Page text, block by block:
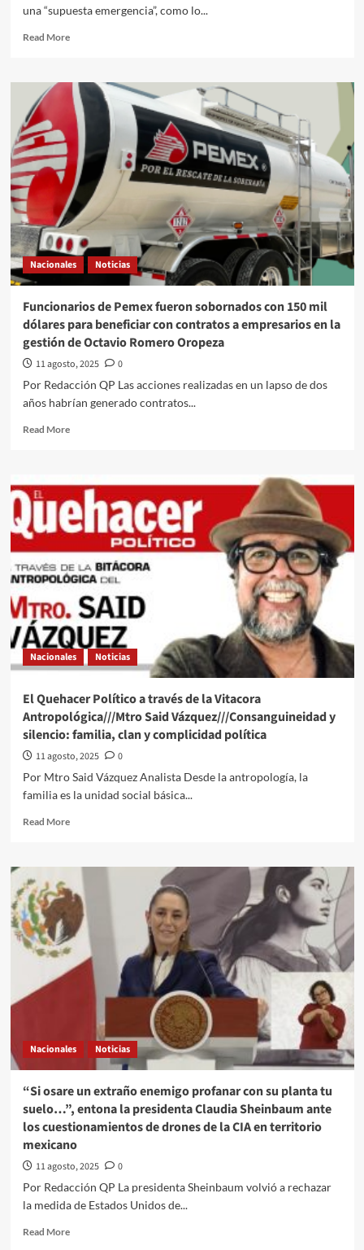
una “supuesta emergencia”, como lo...
Read MoreRead
El
Quehacer
Político
través///Jose
Alberto
Prado
Angeles///Trump
el
Sheriff
impositor
Nacionales Noticias
Funcionarios de Pemex fueron sobornados con 150 mil
dólares para beneficiar con contratos a empresarios en la
gestión de Octavio Romero Oropeza
11 agosto, 2025
0
Por Redacción QP Las acciones realizadas en un lapso de dos
años habrían generado contratos...
Read MoreRead
de
Pemex
fueron
sobornados
con
150
mil
dólares
para
beneficiar
con
contratos
a
en
la
gestión
de
Romero
Oropeza
Nacionales Noticias
El Quehacer Político a través de la Vitacora
Antropológica///Mtro Said Vázquez///Consanguineidad y
silencio: familia, clan y complicidad política
11 agosto, 2025
0
Por Mtro Said Vázquez Analista Desde la antropología, la
familia es la unidad social básica...
Read MoreRead
El
Político
través
de
la
Vitacora
Antropológica///Mtro
Vázquez///Consanguineidad
silencio:
y
complicidad
política
Nacionales Noticias
“Si osare un extraño enemigo profanar con su planta tu
suelo…”, entona la presidenta Claudia Sheinbaum ante
los cuestionamientos de drones de la CIA en territorio
mexicano
11 agosto, 2025
0
Por Redacción QP La presidenta Sheinbaum volvió a rechazar
la medida de Estados Unidos de...
Read MoreRead